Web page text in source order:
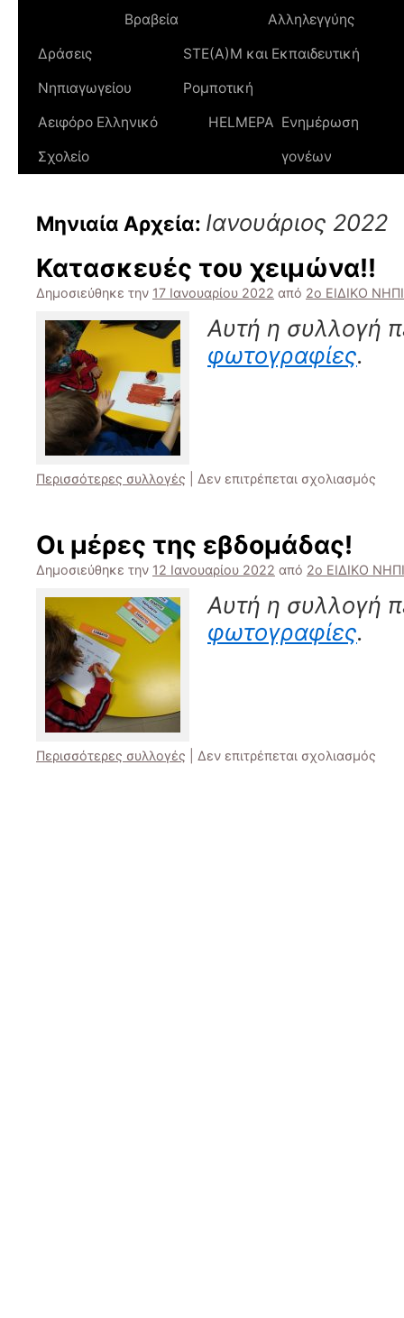
Βραβεία
Αλληλεγγύης
Δράσεις
Νηπιαγωγείου
STE(A)M και Εκπαιδευτική
Ρομποτική
Αειφόρο Ελληνικό
Σχολείο
HELMEPA Ενημέρωση
γονέων
Μηνιαία Αρχεία: Ιανουάριος 2022
Κατασκευές του χειμώνα!!
Δημοσιεύθηκε την 17 Ιανουαρίου 2022 από 2ο ΕΙΔΙΚΟ
Αυτή η συλλογή
φωτογραφίες.
Περισσότερες συλλογές Δεν επιτρέπεται σχολιασμός
Οι μέρες της εβδομάδας!
Δημοσιεύθηκε την 12 Ιανουαρίου 2022 από 2ο ΕΙΔΙΚΟ
Αυτή η συλλογή
φωτογραφίες.
Περισσότερες συλλογές Δεν επιτρέπεται σχολιασμός